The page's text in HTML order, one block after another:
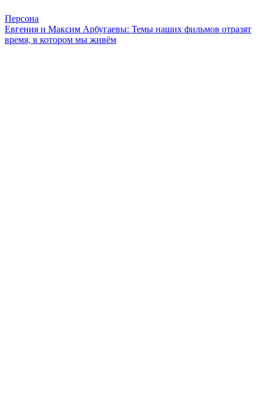
Персона
Евгения и Максим Арбугаевы: Темы наших фильмов отразят
время, в котором мы живём